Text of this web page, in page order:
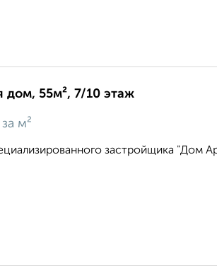
дом, 55м², 7/10 этаж
за м²
застройщика "Дом